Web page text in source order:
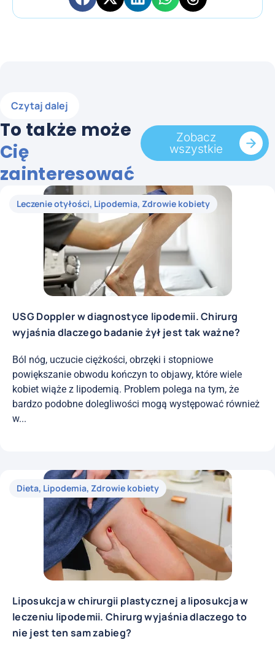
Czytaj dalej
To także może
Cię
zainteresować
Zobacz
wszystkie
Leczenie otyłości, Lipodemia, Zdrowie kobiety
USG Doppler w diagnostyce lipodemii. Chirurg
wyjaśnia dlaczego badanie żył jest tak ważne?
Ból nóg, uczucie ciężkości, obrzęki i stopniowe
powiększanie obwodu kończyn to objawy, które wiele
kobiet wiąże z lipodemią. Problem polega na tym, że
bardzo podobne dolegliwości mogą występować również
w...
Dieta, Lipodemia, Zdrowie kobiety
Liposukcja w chirurgii plastycznej a liposukcja w
leczeniu lipodemii. Chirurg wyjaśnia dlaczego to
nie jest ten sam zabieg?